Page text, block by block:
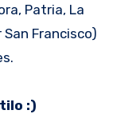
Patria, La
Francisco)
:)